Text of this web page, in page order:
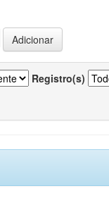
Registro(s)